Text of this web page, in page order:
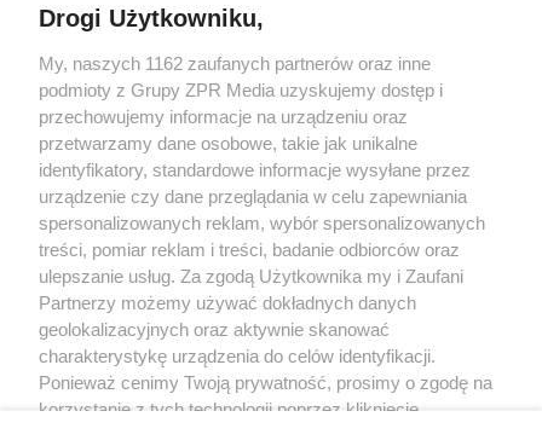
Żaden utwór zamieszczony w serwisie nie może być powielany i
rozpowszechniany lub dalej rozpowszechniany w jakikolwiek sposób (w
tym także elektroniczny lub mechaniczny) na jakimkolwiek polu
eksploatacji w jakiejkolwiek formie, włącznie z umieszczaniem w Internecie
bez pisemnej zgody właściciela praw. Jakiekolwiek użycie lub
wykorzystanie utworów w całości lub w części z naruszeniem prawa, tzn.
bez właściwej zgody, jest zabronione pod groźbą kary i może być ścigane
prawnie.
O nas
Drogi Użytkowniku,
My, naszych 1162 zaufanych partnerów oraz inne
podmioty z Grupy ZPR Media uzyskujemy dostęp i
przechowujemy informacje na urządzeniu oraz
przetwarzamy dane osobowe, takie jak unikalne
identyfikatory, standardowe informacje wysyłane przez
urządzenie czy dane przeglądania w celu zapewniania
spersonalizowanych reklam, wybór spersonalizowanych
treści, pomiar reklam i treści, badanie odbiorców oraz
ulepszanie usług. Za zgodą Użytkownika my i Zaufani
Partnerzy możemy używać dokładnych danych
geolokalizacyjnych oraz aktywnie skanować
charakterystykę urządzenia do celów identyfikacji.
Ponieważ cenimy Twoją prywatność, prosimy o zgodę na
korzystanie z tych technologii poprzez kliknięcie